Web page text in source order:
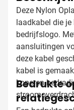
Deze Nylon
laadkabel die
bedrijfslogo.
aansluitingen
deze kabel
kabel is
koperen
Bedrukte